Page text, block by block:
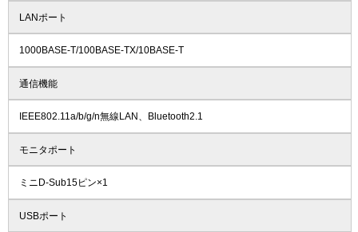
LANポート
1000BASE-T/100BASE-TX/10BASE-T
通信機能
IEEE802.11a/b/g/n無線LAN、Bluetooth2.1
モニタポート
ミニD-Sub15ピン×1
USBポート